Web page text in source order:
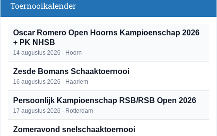
Toernooikalender
Oscar Romero Open Hoorns Kampioenschap 2026
+ PK NHSB
14 augustus 2026 · Hoorn
Zesde Bomans Schaaktoernooi
16 augustus 2026 · Haarlem
Persoonlijk Kampioenschap RSB/RSB Open 2026
17 augustus 2026 · Rotterdam
Zomeravond snelschaaktoernooi